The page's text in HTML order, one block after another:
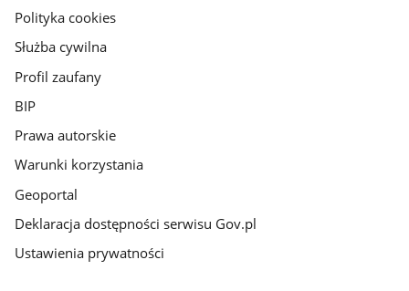
gov.pl
Polityka cookies
Służba cywilna
Profil zaufany
BIP
Prawa autorskie
Warunki korzystania
Geoportal
Deklaracja dostępności serwisu Gov.pl
Ustawienia prywatności